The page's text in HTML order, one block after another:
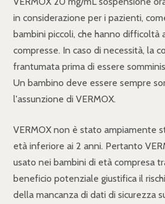
in considerazione per i pazienti,
bambini piccoli, che hanno difficoltà
compresse. In caso di necessità, la
frantumata prima di essere
Un bambino deve essere sempre
l'assunzione di VERMOX.
VERMOX non è stato ampiamente
età inferiore ai 2 anni. Pertanto
usato nei bambini di età compresa
beneficio potenziale giustifica il
della mancanza di dati di sicurezza